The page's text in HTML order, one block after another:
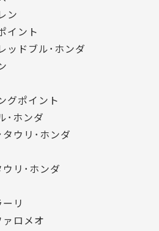
ン
イント
ッドブル･ホンダ
グポイント
･ホンダ
ウリ･ホンダ
リ･ホンダ
リ
ロメオ